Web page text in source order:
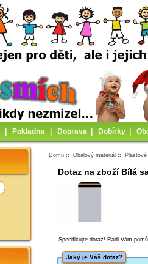
Pokladna Doprava Dobírky
Domů ::Obalový materiál ::
Dotaz na zboží Bílá
Specifikujte dotaz! Rádi Vám
Jaký je Váš dotaz?